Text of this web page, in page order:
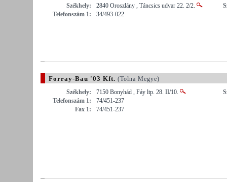
Székhely:
2840 Oroszlány , Táncsics udvar 22. 2/2.
Telefonszám 1:
34/493-022
Forray-Bau '03 Kft. (Tolna Megye)
Székhely:
7150 Bonyhád , Fáy ltp. 28. II/10.
Telefonszám 1:
74/451-237
Fax 1:
74/451-237